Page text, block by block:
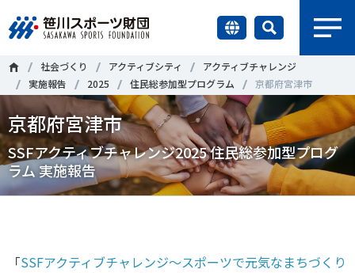
財団情報
研究員紹介
調査・研究
国際情報
＃誰が子どものスポーツをささえるのか ＃部活動
＃アクティブなまちづくり ＃日本人の身体活動と健康寿命
社会づくり アクティブシティ
アクティブチャレンジ
実施報告
2025 住民総参加型プログラム 京都府宮津市
京都府宮津市
SSFアクティブチャレンジ2025 住民総参加型プログ
ラム 実施報告
「SSFアクティブチャレンジ～スポーツで元気なまちづくり